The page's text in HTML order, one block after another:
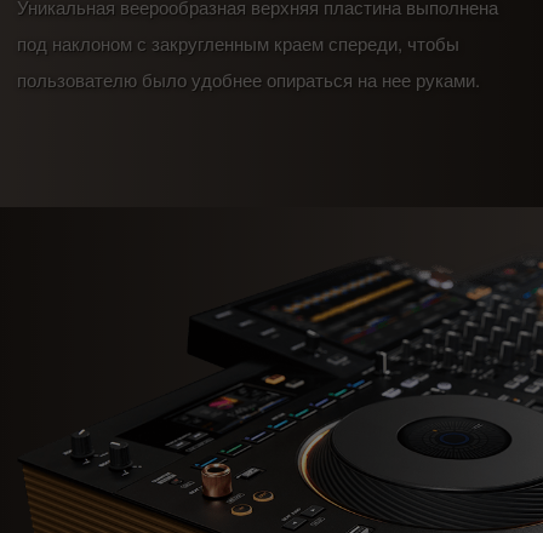
Уникальная веерообразная верхняя пластина выполнена
под наклоном с закругленным краем спереди, чтобы
пользователю было удобнее опираться на нее руками.